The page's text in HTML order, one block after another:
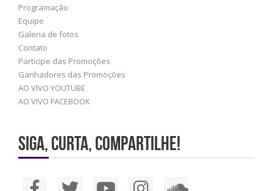
Programação
Equipe
Galeria de fotos
Contato
Participe das Promoções
Ganhadores das Promoções
AO VIVO YOUTUBE
AO VIVO FACEBOOK
Siga, Curta, Compartilhe!